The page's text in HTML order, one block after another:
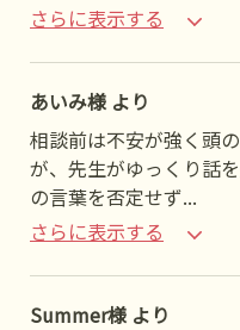
さらに表示する
あいみ様 より
相談前は不安が強く頭
が、先生がゆっくり話
の言葉を否定せず...
さらに表示する
Summer様 より